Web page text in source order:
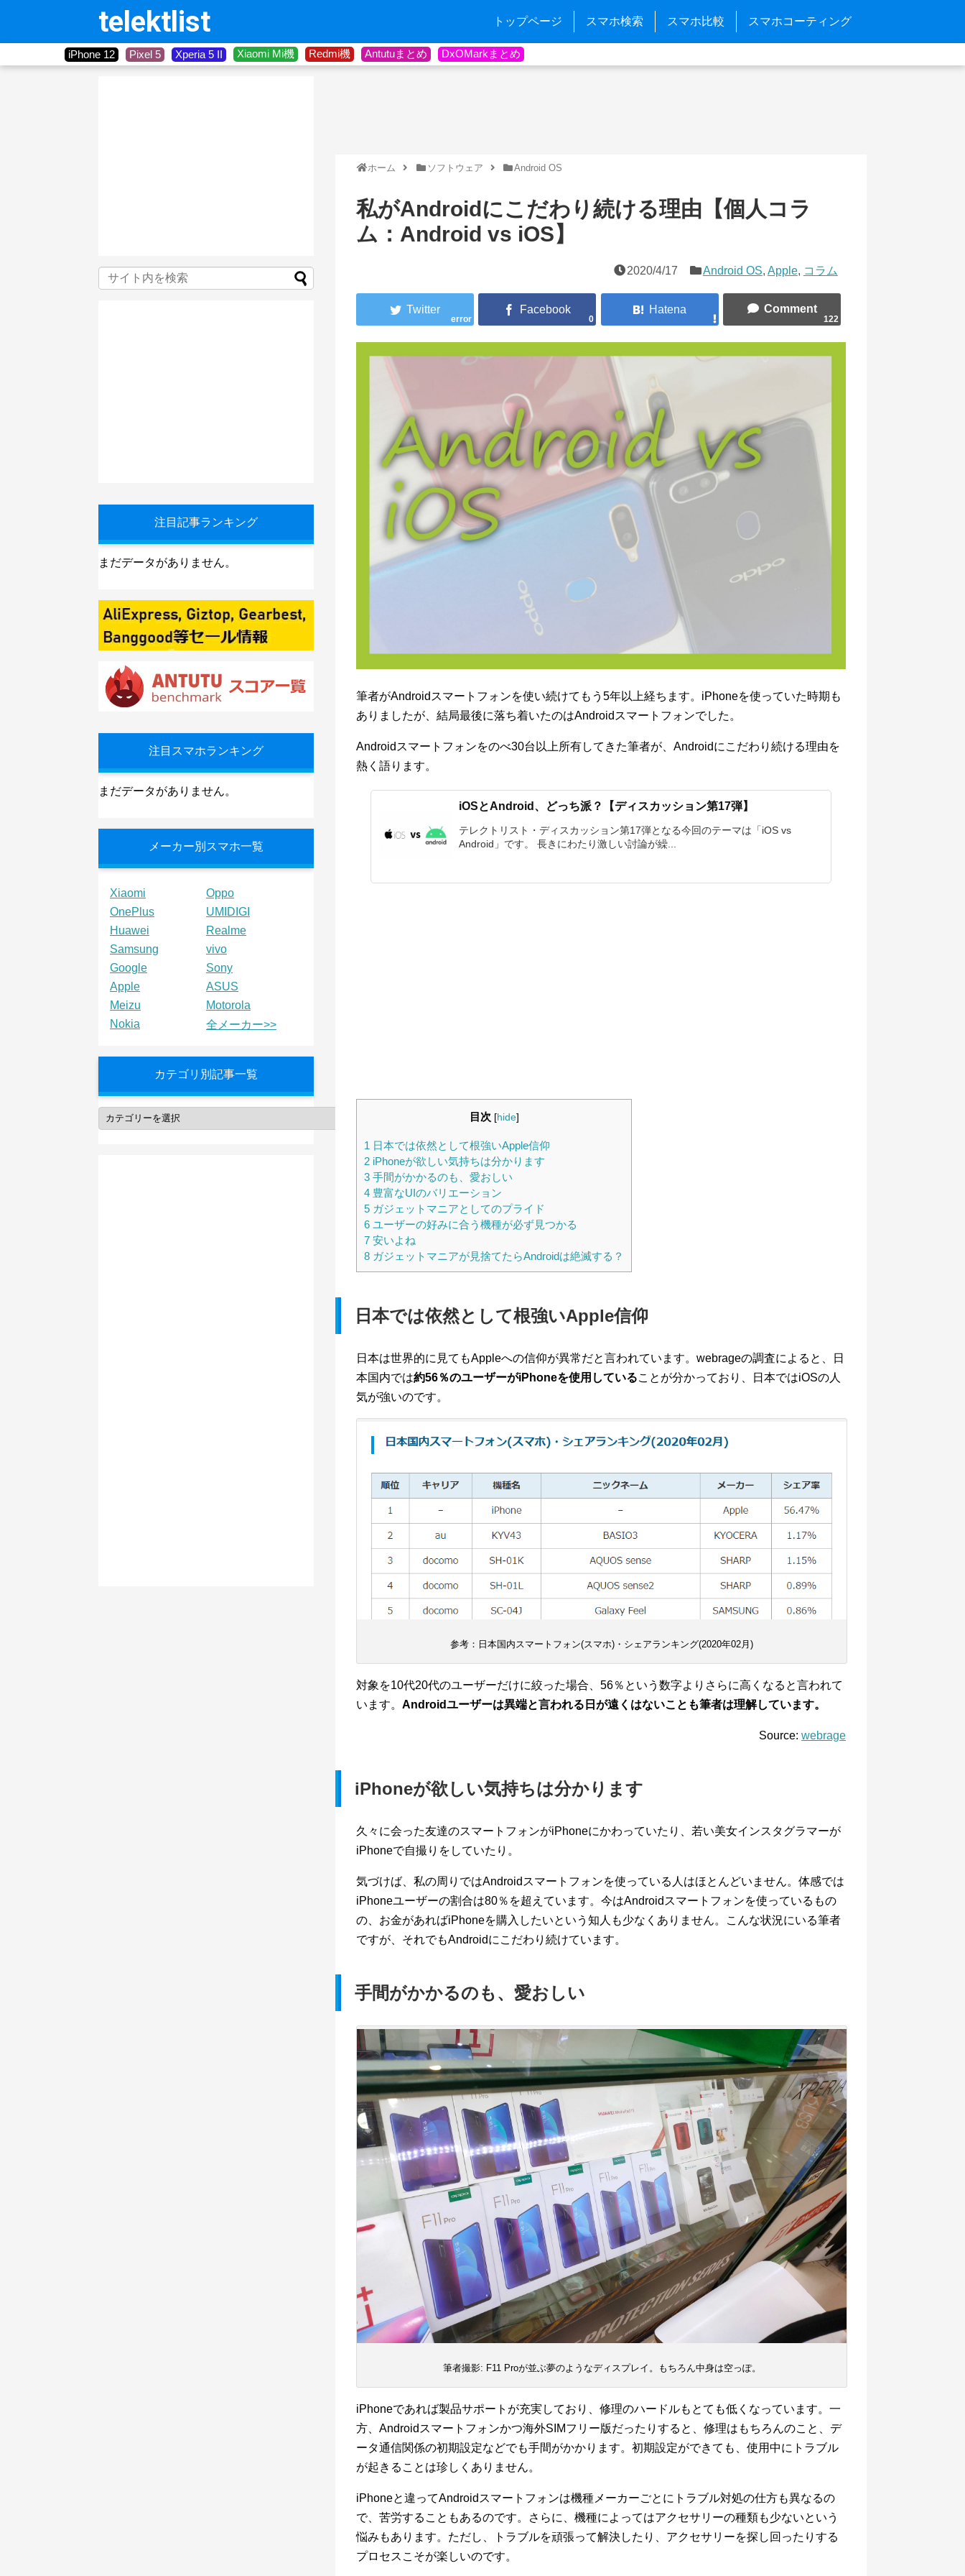
telektlist トップページ スマホ検索 スマホ比較 スマホコーティング
iPhone 12 Pixel 5 Xperia 5 II Xiaomi Mi機 Redmi機 Antutuまとめ DxOMarkまとめ
ホーム ソフトウェア Android OS
私がAndroidにこだわり続ける理由【個人コラ
ム：Android vs iOS】
2020/4/17 Android OS, Apple, コラム
error 0 122
筆者がAndroidスマートフォンを使い続けてもう5年以上経ちます。iPhoneを使っていた時期も
ありましたが、結局最後に落ち着いたのはAndroidスマートフォンでした。
Androidスマートフォンをのべ30台以上所有してきた筆者が、Androidにこだわり続ける理由を
熱く語ります。
iOSとAndroid、どっち派？【ディスカッション第17弾】
テレクトリスト・ディスカッション第17弾となる今回のテーマは「iOS vs
Android」です。 長きにわたり激しい討論が繰...
目次 [hide]
1 日本では依然として根強いApple信仰
2 iPhoneが欲しい気持ちは分かります
3 手間がかかるのも、愛おしい
4 豊富なUIのバリエーション
5 ガジェットマニアとしてのプライド
6 ユーザーの好みに合う機種が必ず見つかる
7 安いよね
8 ガジェットマニアが見捨てたらAndroidは絶滅する？
日本では依然として根強いApple信仰
日本は世界的に見てもAppleへの信仰が異常だと言われています。webrageの調査によると、日
本国内では約56％のユーザーがiPhoneを使用していることが分かっており、日本ではiOSの人
気が強いのです。
参考：日本国内スマートフォン(スマホ)・シェアランキング(2020年02月)
対象を10代20代のユーザーだけに絞った場合、56％という数字よりさらに高くなると言われて
います。 Androidユーザーは異端と言われる日が遠くはないことも筆者は理解しています。
Source: webrage
iPhoneが欲しい気持ちは分かります
久々に会った友達のスマートフォンがiPhoneにかわっていたり、若い美女インスタグラマーが
iPhoneで自撮りをしていたり。
気づけば、私の周りではAndroidスマートフォンを使っている人はほとんどいません。体感では
iPhoneユーザーの割合は80％を超えています。今はAndroidスマートフォンを使っているもの
の、お金があればiPhoneを購入したいという知人も少なくありません。こんな状況にいる筆者
ですが、それでもAndroidにこだわり続けています。
手間がかかるのも、愛おしい
筆者撮影: F11 Proが並ぶ夢のようなディスプレイ。もちろん中身は空っぽ。
iPhoneであれば製品サポートが充実しており、修理のハードルもとても低くなっています。一
方、Androidスマートフォンかつ海外SIMフリー版だったりすると、修理はもちろんのこと、デ
ータ通信関係の初期設定などでも手間がかかります。初期設定ができても、使用中にトラブル
が起きることは珍しくありません。
iPhoneと違ってAndroidスマートフォンは機種メーカーごとにトラブル対処の仕方も異なるの
で、苦労することもあるのです。さらに、機種によってはアクセサリーの種類も少ないという
悩みもあります。ただし、トラブルを頑張って解決したり、アクセサリーを探し回ったりする
プロセスこそが楽しいのです。
注目記事ランキング
まだデータがありません。
注目スマホランキング
まだデータがありません。
メーカー別スマホ一覧
Xiaomi
Oppo
OnePlus
UMIDIGI
Huawei
Realme
Samsung
vivo
Google
Sony
Apple
ASUS
Meizu
Motorola
Nokia
全メーカー>>
カテゴリ別記事一覧